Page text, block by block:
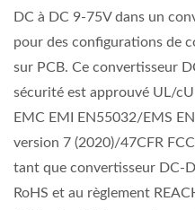
DC à DC 9-75V dans un
pour des configurations de
sur PCB. Ce convertisseur
sécurité est approuvé UL/
EMC EMI EN55032/EMS
version 7 (2020)/47CFR
tant que convertisseur DC-
RoHS et au règlement